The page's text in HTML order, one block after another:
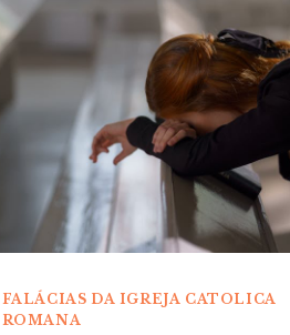
FALÁCIAS DA IGREJA CATOLICA
ROMANA